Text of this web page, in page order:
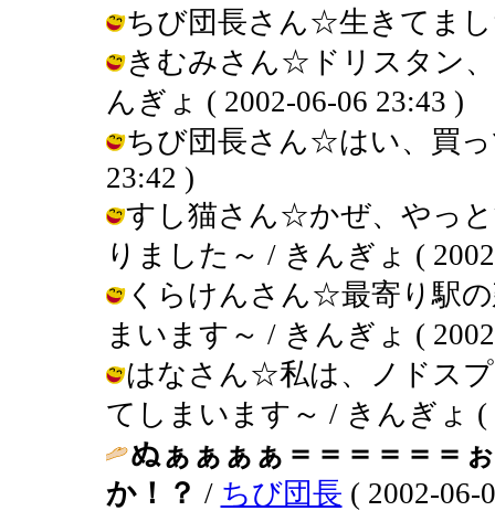
ちび団長さん☆生きてまし
きむみさん☆ドリスタン
んぎょ ( 2002-06-06 23:43 )
ちび団長さん☆はい、買っ
23:42 )
すし猫さん☆かぜ、やっ
りました～ / きんぎょ (
くらけんさん☆最寄り駅
まいます～ / きんぎょ (
はなさん☆私は、ノドス
てしまいます～ / きんぎょ (
ぬぁぁぁぁ＝＝＝＝＝＝
か！？ / ちび団長 ( 2002-06-